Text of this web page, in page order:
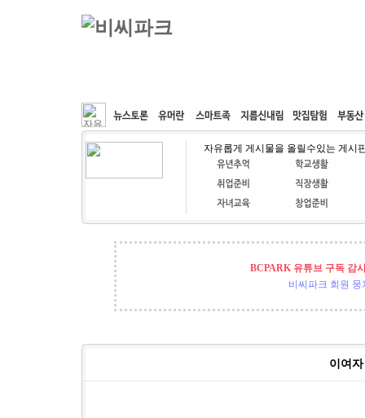
커뮤니티 속도패치 웹호스팅 공동구매
자유롭게 게시물을 올릴수있는 게시
BCPARK 유튜브 구독 감
비씨파크 회원 뭉
이여